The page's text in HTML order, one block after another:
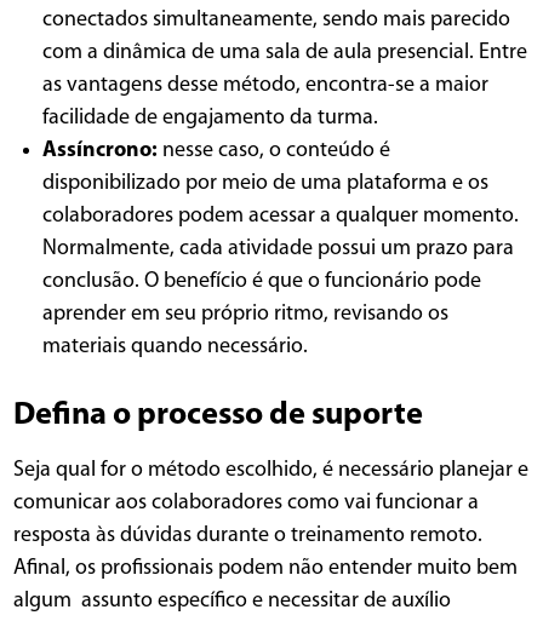
conectados simultaneamente, sendo mais parecido
com a dinâmica de uma sala de aula presencial. Entre
as vantagens desse método, encontra-se a maior
facilidade de engajamento da turma.
Assíncrono: nesse caso, o conteúdo é
disponibilizado por meio de uma plataforma e os
colaboradores podem acessar a qualquer momento.
Normalmente, cada atividade possui um prazo para
conclusão. O benefício é que o funcionário pode
aprender em seu próprio ritmo, revisando os
materiais quando necessário.
Defina o processo de suporte
Seja qual for o método escolhido, é necessário planejar e
comunicar aos colaboradores como vai funcionar a
resposta às dúvidas durante o treinamento remoto.
Afinal, os profissionais podem não entender muito bem
algum assunto específico e necessitar de auxílio